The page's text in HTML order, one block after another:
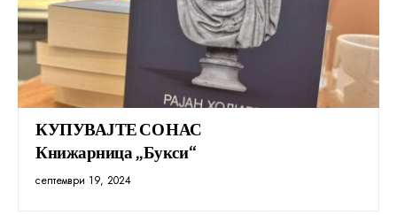
КУПУВАЈТЕ СО НАС
Книжарница „Букси“
септември 19, 2024